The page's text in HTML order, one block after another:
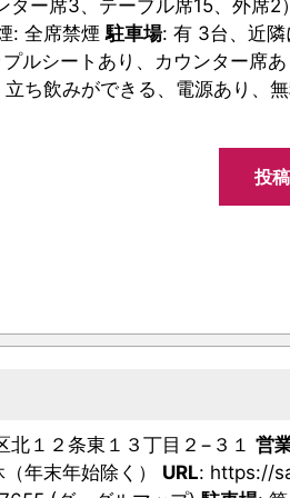
ター席3、テーブル席15、外席2
: 全席禁煙駐車場: 有 3台、近隣
ルシートあり、カウンター席あ
ち飲みができる、電源あり、
投
１２条東１３丁目２−３１ 営
年末年始除く） URL: https://